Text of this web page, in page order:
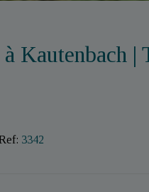
Kautenbach |
3342